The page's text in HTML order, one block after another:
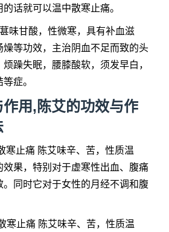
话就可以温中散寒止痛。
味甘酸，性微寒，具有补血滋
燥等功效，主治阴血不足而致的头
躁失眠，腰膝酸软，须发早白，
症。
作用,陈艾的功效与作
寒止痛 陈艾味辛、苦，性质温
效果，特别对于虚寒性出血、腹痛
。同时它对于女性的月经不调和腹
寒止痛 陈艾味辛、苦，性质温